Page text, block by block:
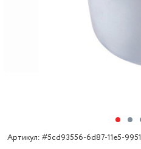
Артикул: #5cd93556-6d87-11e5-